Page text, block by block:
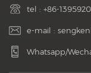
tel : +86-
e-mail :
Whatsapp/